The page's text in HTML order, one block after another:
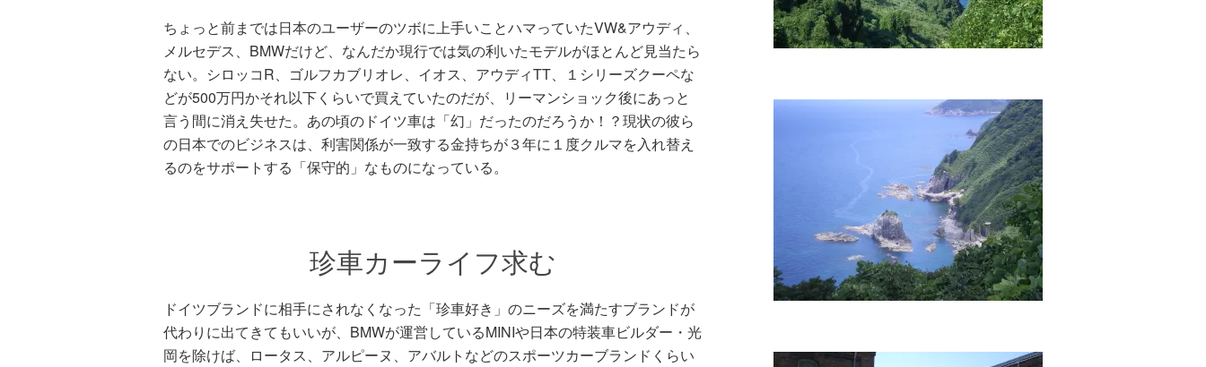
ちょっと前までは日本のユーザーのツボに上手いことハマっていたVW&アウディ、
メルセデス、BMWだけど、なんだか現行では気の利いたモデルがほとんど見当たら
ない。シロッコR、ゴルフカブリオレ、イオス、アウディTT、１シリーズクーペな
どが500万円かそれ以下くらいで買えていたのだが、リーマンショック後にあっと
言う間に消え失せた。あの頃のドイツ車は「幻」だったのだろうか！？現状の彼ら
の日本でのビジネスは、利害関係が一致する金持ちが３年に１度クルマを入れ替え
るのをサポートする「保守的」なものになっている。
珍車カーライフ求む
ドイツブランドに相手にされなくなった「珍車好き」のニーズを満たすブランドが
代わりに出てきてもいいが、BMWが運営しているMINIや日本の特装車ビルダー・光
岡を除けば、ロータス、アルピーヌ、アバルトなどのスポーツカーブランドくらい